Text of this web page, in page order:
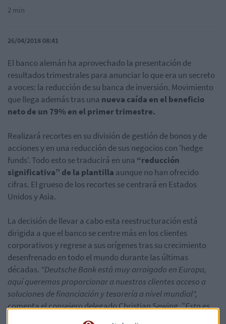
2 min
26/04/2018 08:41
El banco alemán ha aprovechado la presentación de
resultados trimestrales para anunciar lo que era un secreto
a voces: la reducción de su banca de inversión. Movimiento
que llega además tras una nueva caída en el beneficio
neto de un 79% en el primer trimestre.
Realizará recortes en su división de gestión de bonos y de
acciones y en una reducción de sus negocios con 'hedge
funds'. Todo esto se traducirá en una “reducción
significativa” de la plantilla aunque no han ofrecido
cifras. El grueso de los recortes se centrará en Estados
Unidos y Asia.
La decisión de llevar a cabo esta reestructuración está
dirigida a que el banco se centre más en los clientes
corporativos y regrese a sus orígenes tras su crecimiento
desenfrenado en todo el mundo durante las últimas
décadas. "Deutsche Bank está muy arraigado en Europa,
aquí queremos proporcionar a nuestros clientes acceso a
soluciones de financiación y tesorería a nivel mundial",
comenta el consejero delegado Christian Sewing. "Esto es
en lo que nos centraremos en el futuro".